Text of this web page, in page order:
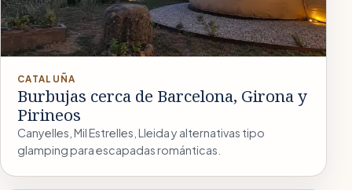
CATALUÑA
Burbujas cerca de Barcelona, Girona y
Pirineos
Canyelles, Mil Estrelles, Lleida y alternativas tipo
glamping para escapadas románticas.